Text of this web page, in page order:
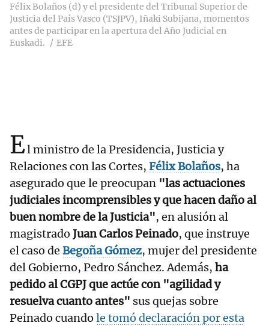
Félix Bolaños (d) y el presidente del Tribunal Superior de
Justicia del País Vasco (TSJPV), Iñaki Subijana, momentos
antes de participar en la apertura del Año Judicial en
Euskadi.
EFE
El ministro de la Presidencia, Justicia y
Relaciones con las Cortes, Félix Bolaños, ha
asegurado que le preocupan "las actuaciones
judiciales incomprensibles y que hacen daño al
buen nombre de la Justicia", en alusión al
magistrado Juan Carlos Peinado, que instruye
el caso de Begoña Gómez, mujer del presidente
del Gobierno, Pedro Sánchez. Además, ha
pedido al CGPJ que actúe con "agilidad y
resuelva cuanto antes" sus quejas sobre
Peinado cuando le tomó declaración por esta